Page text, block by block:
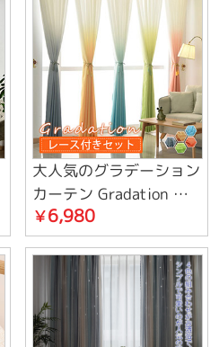
大人気のグラデーション
カーテン Gradation セ
ット
￥6,980